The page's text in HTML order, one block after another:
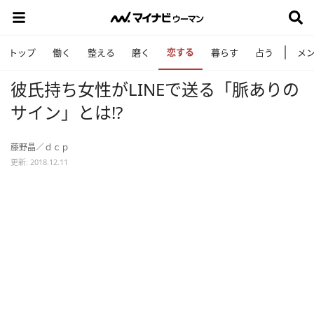
トップ 働く 整える 磨く 恋する 暮らす 占う メ
彼氏持ち女性がLINEで送る「脈ありの
サイン」とは!?
藤野晶／ｄｃｐ
更新: 2018.12.11